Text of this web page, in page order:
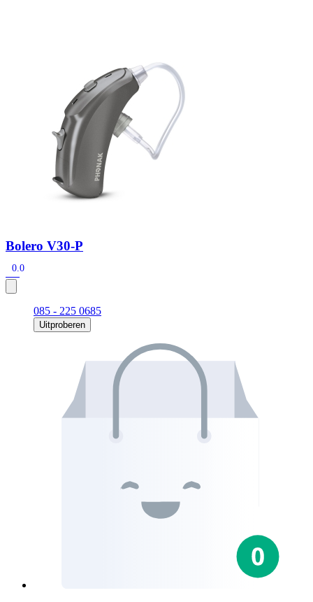
Signia Pure BCT IX
Audio Service R LI 7
HoortoestelbatterijenWidex filters Filters
Onderhoudsartikelen
Signia Active Mini IX - Oplaadbaar
De Signia Active Mini IX is het nieuwste hoortoestel van Signia.
Bolero V30-P
0.0
085 - 225 0685
Uitproberen